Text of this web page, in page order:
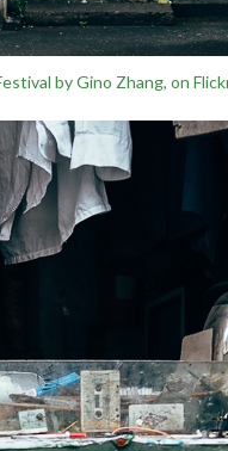
by Gino Zhang, on